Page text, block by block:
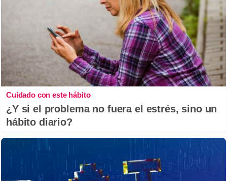
Cuidado con este hábito
¿Y si el problema no fuera el estrés, sino un
hábito diario?